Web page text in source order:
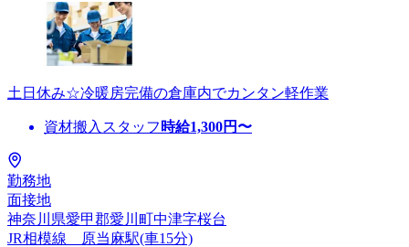
土日休み☆冷暖房完備の倉庫内でカンタン軽作業
資材搬入スタッフ 時給1,300円〜
勤務地
面接地
神奈川県愛甲郡愛川町中津字桜台
JR相模線 原当麻駅(車15分)